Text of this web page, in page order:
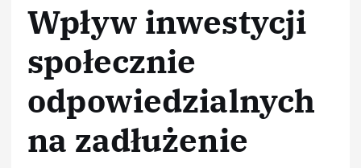
Wpływ inwestycji
społecznie
odpowiedzialnych
na zadłużenie